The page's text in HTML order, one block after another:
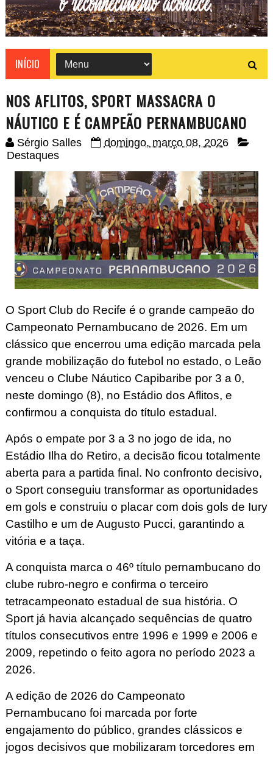
INÍCIO
NOS AFLITOS, SPORT MASSACRA O
NÁUTICO E É CAMPEÃO PERNAMBUCANO
Sérgio Salles
domingo, março 08, 2026
Destaques
O Sport Club do Recife é o grande campeão do
Campeonato Pernambucano de 2026. Em um
clássico que encerrou uma edição marcada pela
grande mobilização do futebol no estado, o Leão
venceu o Clube Náutico Capibaribe por 3 a 0,
neste domingo (8), no Estádio dos Aflitos, e
confirmou a conquista do título estadual.
Após o empate por 3 a 3 no jogo de ida, no
Estádio Ilha do Retiro, a decisão ficou totalmente
aberta para a partida final. No confronto decisivo,
o Sport conseguiu transformar as oportunidades
em gols e construiu o placar com dois gols de Iury
Castilho e um de Augusto Pucci, garantindo a
vitória e a taça.
A conquista marca o 46º título pernambucano do
clube rubro-negro e confirma o terceiro
tetracampeonato estadual de sua história. O
Sport já havia alcançado sequências de quatro
títulos consecutivos entre 1996 e 1999 e 2006 e
2009, repetindo o feito agora no período 2023 a
2026.
A edição de 2026 do Campeonato
Pernambucano foi marcada por forte
engajamento do público, grandes clássicos e
jogos decisivos que mobilizaram torcedores em